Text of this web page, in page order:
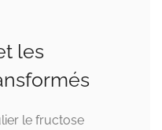
les
le fructose